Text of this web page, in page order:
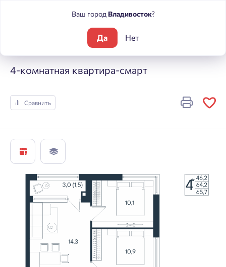
ЮГ на Беляева
4-комнатная квартира-смарт
Сравнить
Ваш город Владивосток?
Да Нет